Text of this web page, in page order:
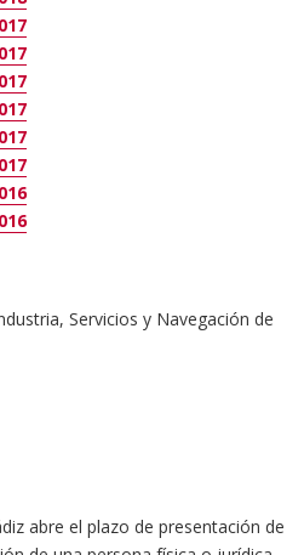
Servicios y Navegación de
abre el plazo de presentación de